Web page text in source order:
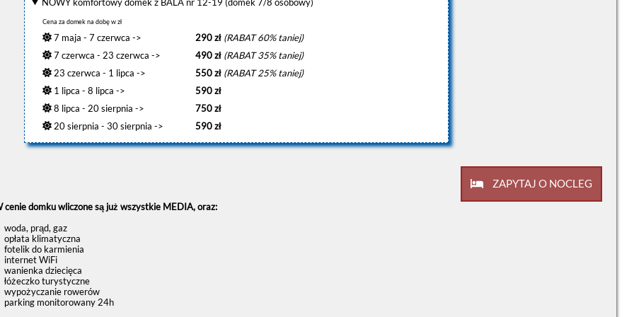
Cena za domek na dobę w zł
7 maja - 7 czerwca -> 290 zł (RABAT 60% taniej)
7 czerwca - 23 czerwca ->
490 zł (RABAT 35% taniej)
23 czerwca - 1 lipca ->
550 zł (RABAT 25% taniej)
1 lipca - 8 lipca ->
590 zł
8 lipca - 20 sierpnia ->
750 zł
20 sierpnia - 30 sierpnia ->
590 zł
ZAPYTAJ O NOCLEG
cenie domku wliczone są już wszystkie MEDIA, oraz:
woda, prąd, gaz
opłata klimatyczna
fotelik do karmienia
internet WiFi
wanienka dziecięca
łóżeczko turystyczne
wypożyczanie rowerów
parking monitorowany 24h